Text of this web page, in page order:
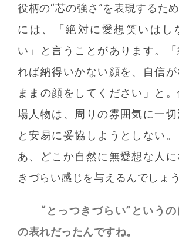
役柄の“芯の強さ”を表現するた
には、「絶対に愛想笑いはし
い」と言うことがあります。
れば納得いかない顔を、自信
ままの顔をしてください」と
場人物は、周りの雰囲気に一切
と安易に妥協しようとしない
あ、どこか自然に無愛想な人
きづらい感じを与えるんでしょう
“とっつきづらい”という
の表れだったんですね。